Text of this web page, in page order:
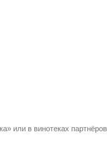
или в винотеках партнёров